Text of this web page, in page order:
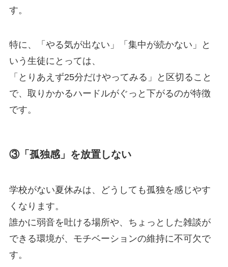
す。
特に、「やる気が出ない」「集中が続かない」と
いう生徒にとっては、
「とりあえず25分だけやってみる」と区切ること
で、取りかかるハードルがぐっと下がるのが特徴
です。
③「孤独感」を放置しない
学校がない夏休みは、どうしても孤独を感じやす
くなります。
誰かに弱音を吐ける場所や、ちょっとした雑談が
できる環境が、モチベーションの維持に不可欠で
す。